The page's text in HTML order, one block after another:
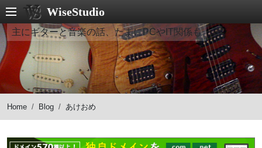
WiseStudio
主にギターと音楽の話、たまにPCやIT関係も
Home Blog あけおめ